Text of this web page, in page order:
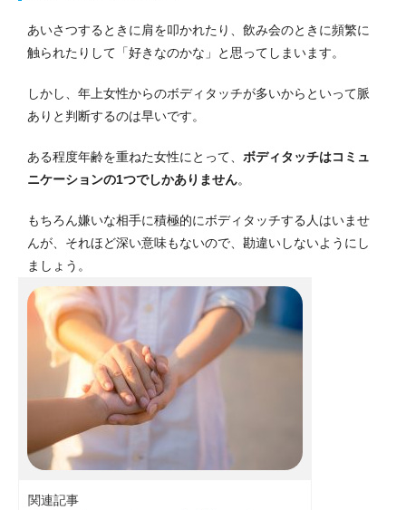
あいさつするときに肩を叩かれたり、飲み会のときに頻繁に
触られたりして「好きなのかな」と思ってしまいます。
しかし、年上女性からのボディタッチが多いからといって脈
ありと判断するのは早いです。
ある程度年齢を重ねた女性にとって、 ボディタッチはコミュ
ニケーションの1つでしかありません。
もちろん嫌いな相手に積極的にボディタッチする人はいませ
んが、それほど深い意味もないので、勘違いしないようにし
ましょう。
関連記事